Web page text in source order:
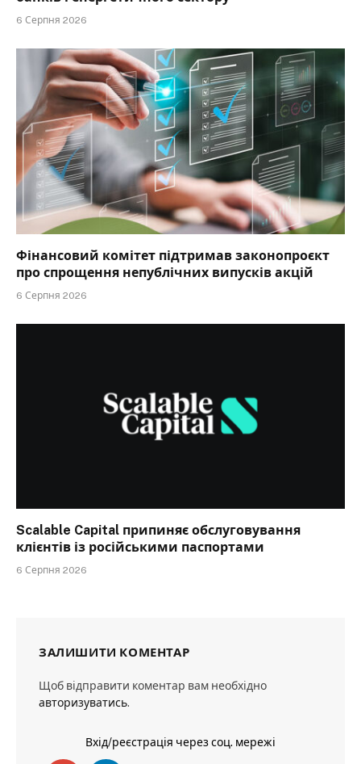
6 Серпня 2026
Фінансовий комітет підтримав законопроєкт
про спрощення непублічних випусків акцій
6 Серпня 2026
Scalable Capital припиняє обслуговування
клієнтів із російськими паспортами
6 Серпня 2026
ЗАЛИШИТИ КОМЕНТАР
Щоб відправити коментар вам необхідно
авторизуватись.
Вхід/реєстрація через соц. мережі